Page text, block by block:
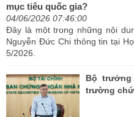
mục tiêu quốc gia?
04/06/2026 07:46:00
Đây là một trong những nội
Nguyễn Đức Chi thông tin tại
5/2026.
Bộ
trường